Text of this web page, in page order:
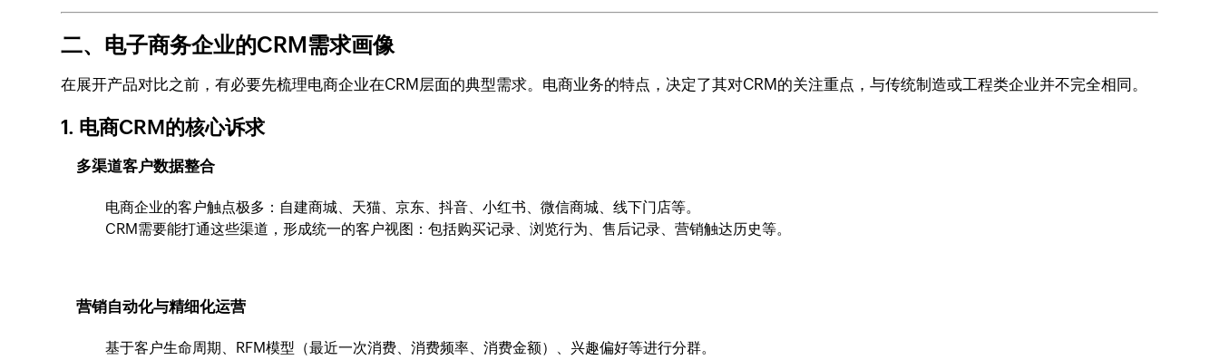
二、电子商务企业的CRM需求画像
在展开产品对比之前，有必要先梳理电商企业在CRM层面的典型需求。电商业务的特点，决定了其对CRM的关注重点，与传统制造或工程类企业并不完全相同。
1. 电商CRM的核心诉求
多渠道客户数据整合
电商企业的客户触点极多：自建商城、天猫、京东、抖音、小红书、微信商城、线下门店等。
CRM需要能打通这些渠道，形成统一的客户视图：包括购买记录、浏览行为、售后记录、营销触达历史等。
营销自动化与精细化运营
基于客户生命周期、RFM模型（最近一次消费、消费频率、消费金额）、兴趣偏好等进行分群。